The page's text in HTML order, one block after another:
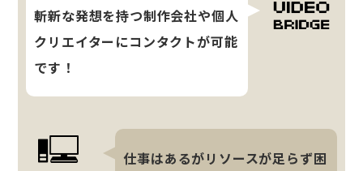
斬新な発想を持つ制作会社や個人
クリエイターにコンタクトが可能
です！
仕事はあるがリソースが足らず困